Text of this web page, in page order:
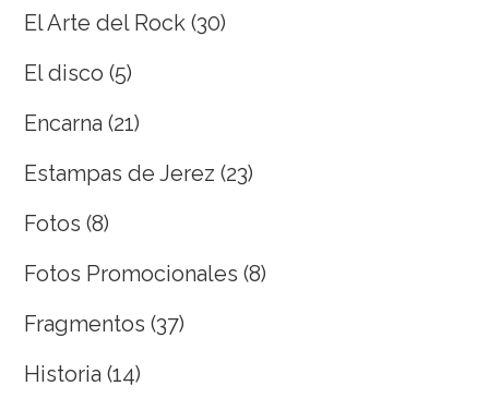
El Arte del Rock (30)
El disco (5)
Encarna (21)
Estampas de Jerez (23)
Fotos (8)
Fotos Promocionales (8)
Fragmentos (37)
Historia (14)